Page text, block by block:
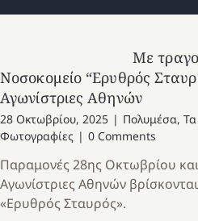
Με
Νοσοκομείο “Ερυθρός
Αγωνίστριες Αθηνών
28 Οκτωβρίου, 2025 | Πολυμέσα,
Φωτογραφίες | 0 Comments
Παραμονές 28ης Οκτωβρίου
Αγωνίστριες Αθηνών
«Ερυθρός Σταυρός».